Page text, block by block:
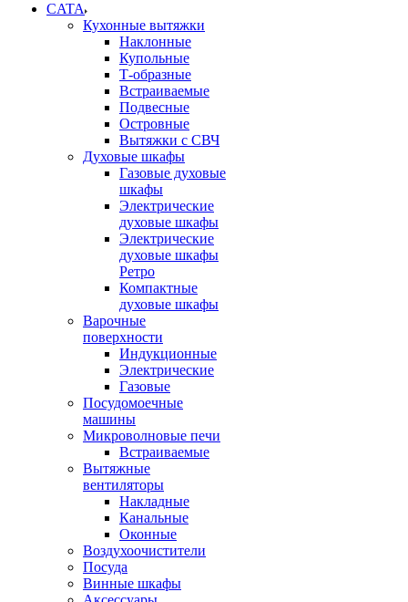
CATA
Кухонные вытяжки
Наклонные
Купольные
Т-образные
Встраиваемые
Подвесные
Островные
Вытяжки с СВЧ
Духовые шкафы
Газовые духовые
шкафы
Электрические
духовые шкафы
Электрические
духовые шкафы
Ретро
Компактные
духовые шкафы
Варочные
поверхности
Индукционные
Электрические
Газовые
Посудомоечные
машины
Микроволновые печи
Встраиваемые
Вытяжные
вентиляторы
Накладные
Канальные
Оконные
Воздухоочистители
Посуда
Винные шкафы